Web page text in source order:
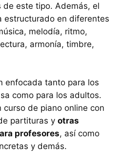
este tipo. Además, el
estructurado en diferentes
melodía, ritmo,
armonía, timbre,
enfocada tanto para los
como para los adultos.
de piano online con
partituras y otras
profesores, así como
y demás.